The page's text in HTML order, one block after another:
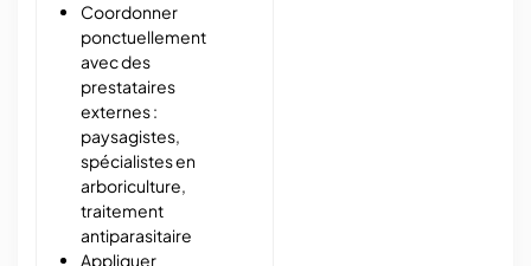
Coordonner
ponctuellement
avec des
prestataires
externes :
paysagistes,
spécialistes en
arboriculture,
traitement
antiparasitaire
Appliquer